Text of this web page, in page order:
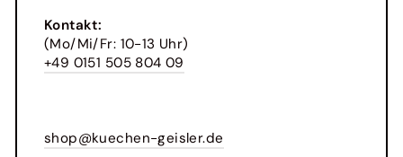
Kontakt:
(Mo/Mi/Fr: 10-13 Uhr)
+49 0151 505 804 09
shop@kuechen-geisler.de